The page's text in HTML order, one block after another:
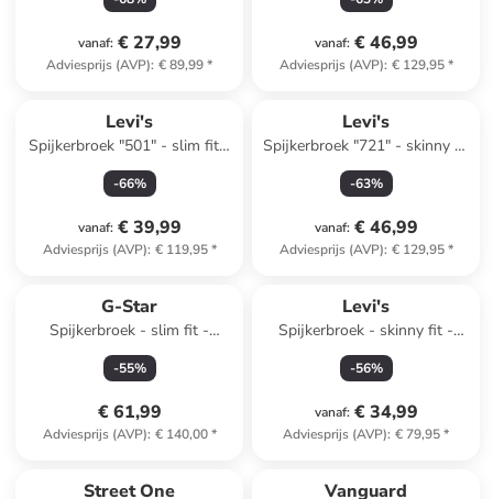
vanaf: € 27,99
Adviesprijs (AVP): € 89,99*
vanaf: € 46,99
Adviesprijs (AVP): € 129,95*
Levi's
Spijkerbroek "501" - slim fit -
zwart
-66%
vanaf: € 39,99
Adviesprijs (AVP): € 119,95*
Levi's
Spijkerbroek "721" - skinny fit
- antraciet
-63%
vanaf: € 46,99
Adviesprijs (AVP): € 129,95*
G-Star
Spijkerbroek - slim fit -
lichtblauw
-55%
€ 61,99
Adviesprijs (AVP): € 140,00*
Levi's
Spijkerbroek - skinny fit -
lichtblauw
-56%
vanaf: € 34,99
Adviesprijs (AVP): € 79,95*
Street One Vanguard